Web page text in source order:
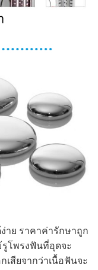
ราคาค่ารักษาถูก
โพรงฟันที่อุดจะ
สียจากว่าเนื้อฟันจะ